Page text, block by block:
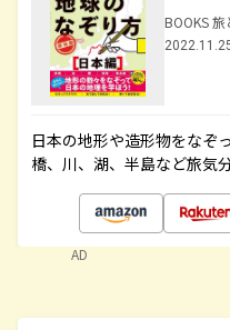
BOOKS
日本の地形や造形物をなぞ
橋、川、湖、半島など旅気
AD